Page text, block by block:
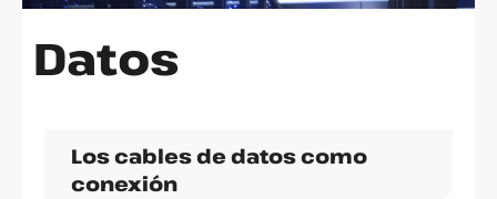
Datos
Los cables de datos como
conexión